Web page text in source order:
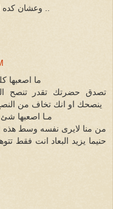
ما اصعبها
تصدق حضرتك تقدر تنصح
ينصحك او انك تخاف من
مـا اصعبها
من منا لايرى نفسه وسط هذه
حنيما يزيد البعاد انت فقط